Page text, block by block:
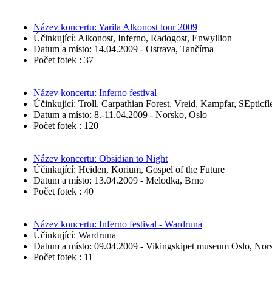
Název koncertu: Yarila Alkonost tour 2009
Účinkující: Alkonost, Inferno, Radogost, Enwyllion
Datum a místo: 14.04.2009 - Ostrava, Tančírna
Počet fotek : 37
Název koncertu: Inferno festival
Účinkující: Troll, Carpathian Forest, Vreid, Kampfar,
Datum a místo: 8.-11.04.2009 - Norsko, Oslo
Počet fotek : 120
Název koncertu: Obsidian to Night
Účinkující: Heiden, Korium, Gospel of the Future
Datum a místo: 13.04.2009 - Melodka, Brno
Počet fotek : 40
Název koncertu: Inferno festival - Wardruna
Účinkující: Wardruna
Datum a místo: 09.04.2009 - Vikingskipet museum Oslo,
Počet fotek : 11